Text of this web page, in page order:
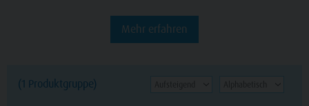
Mehr erfahren
(1 Produktgruppe)